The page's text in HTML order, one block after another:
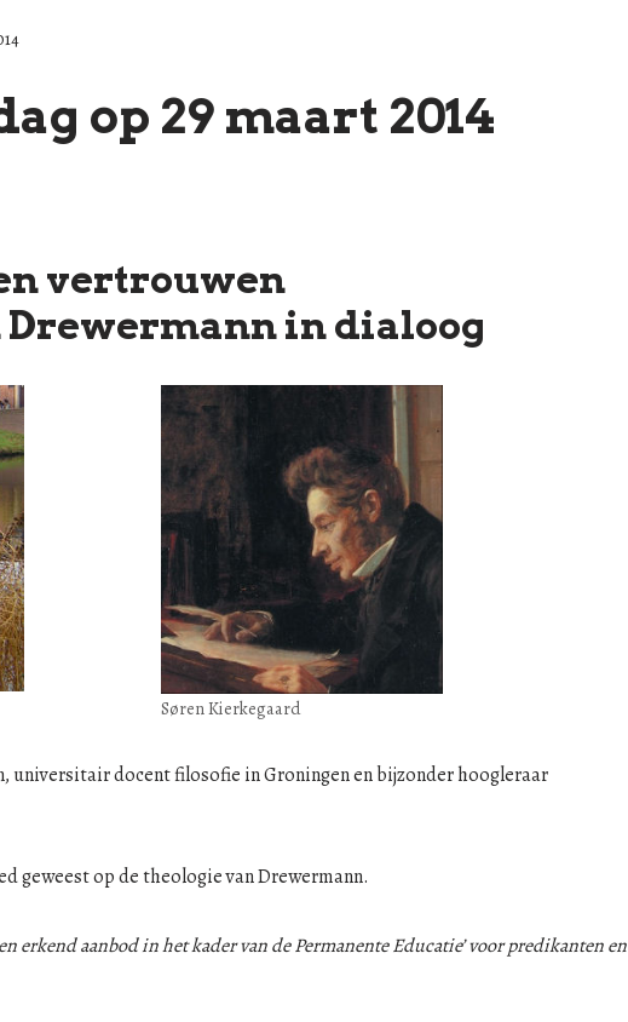
op 29 maart 2014
vertrouwen
in dialoog
Søren Kierkegaard
universitair docent filosofie in Groningen en bijzonder hoogleraar
geweest op de theologie van Drewermann.
erkend aanbod in het kader van de Permanente Educatie’ voor predikanten en